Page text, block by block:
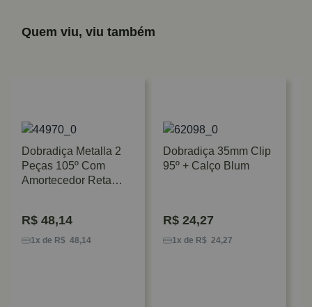
Quem viu, viu também
Dobradiça Metalla 2
Peças 105º Com
Amortecedor Reta
R$ 48,14
1x de R$ 48,14
Dobradiça 35mm Clip
95º + Calço Blum
R$ 24,27
1x de R$ 24,27